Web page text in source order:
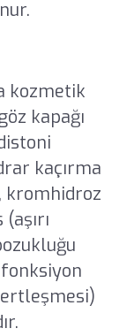
kozmetik
kapağı
kaçırma
kromhidroz
fonksiyon